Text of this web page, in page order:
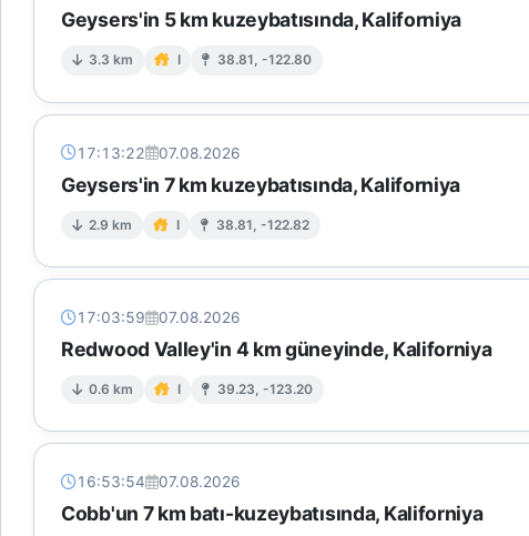
Geysers'in 5 km kuzeybatısında, Kaliforniya
3.3 km I 38.81, -122.80
17:13:22 07.08.2026
Geysers'in 7 km kuzeybatısında, Kaliforniya
2.9 km I 38.81, -122.82
17:03:59 07.08.2026
Redwood Valley'in 4 km güneyinde, Kaliforniya
0.6 km I 39.23, -123.20
16:53:54 07.08.2026
Cobb'un 7 km batı-kuzeybatısında, Kaliforniya